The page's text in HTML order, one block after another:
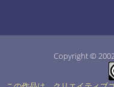
Copyright ©